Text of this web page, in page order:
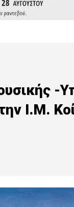
-
Ι.Μ.